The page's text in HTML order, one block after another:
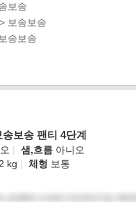
보송
보송보송
송보송
보송 팬티 4단계
| 샘,흐름 아니오
kg | 체형 보통